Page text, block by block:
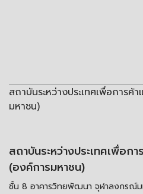
สถาบันระหว่างประเทศเพื่อการ
มหาชน)
สถาบันระหว่างประเทศเพื่อก
(องค์การมหาชน)
ชั้น 8 อาคารวิทยพัฒนา จุฬาลงกรณ์ม